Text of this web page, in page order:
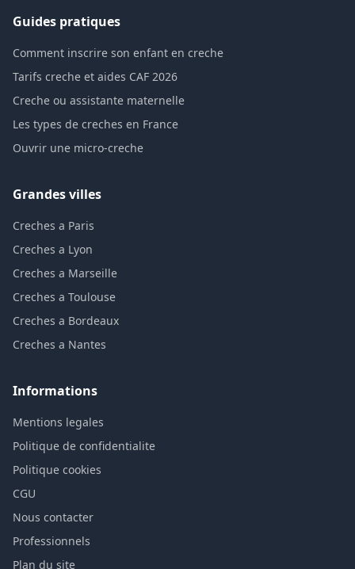
Guides pratiques
Comment inscrire son enfant en creche
Tarifs creche et aides CAF 2026
Creche ou assistante maternelle
Les types de creches en France
Ouvrir une micro-creche
Grandes villes
Creches a Paris
Creches a Lyon
Creches a Marseille
Creches a Toulouse
Creches a Bordeaux
Creches a Nantes
Informations
Mentions legales
Politique de confidentialite
Politique cookies
CGU
Nous contacter
Professionnels
Plan du site